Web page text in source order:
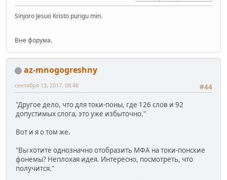
Sinjoro Jesuo Kristo purigu min.
Вне форума.
az-mnogogreshny
#44
сентября 13, 2017, 08:48
"Другое дело, что для токи-поны, где 126 слов и 92
допустимых слога, это уже избыточно."
Вот и я о том же.
"Вы хотите однозначно отобразить МФА на токи-понские
фонемы? Неплохая идея. Интересно, посмотреть, что
получится."